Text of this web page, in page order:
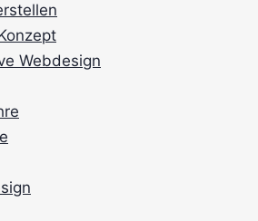
Webdesign